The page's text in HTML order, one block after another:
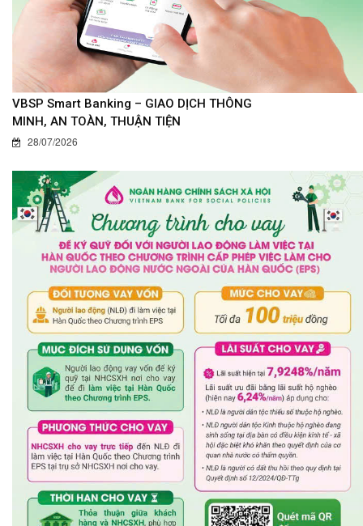
VBSP Smart Banking – GIAO DỊCH THÔNG
MINH, AN TOÀN, THUẬN TIỆN
28/07/2026